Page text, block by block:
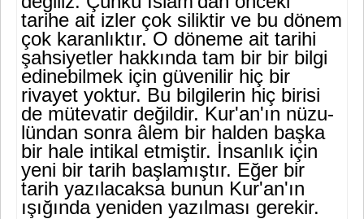
tarihe ait izler çok siliktir ve bu dönem
çok karanlıktır. O döneme ait tarihi
şahsiyetler hakkın­da tam bir bir bilgi
edinebilmek için güvenilir hiç bir
rivayet yok­tur. Bu bilgilerin hiç birisi
de mütevatir değildir. Kur'an'ın nüzu-
lündan sonra âlem bir halden başka
bir hale intikal etmiştir. İnsan­lık için
yeni bir tarih başlamıştır. Eğer bir
tarih yazılacaksa bunun Kur'an'ın
ışığında yeniden yazılması gerekir.